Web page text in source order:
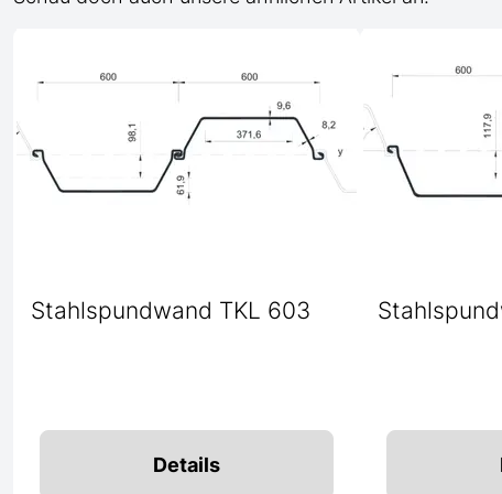
Stahlspundwand TKL 603
Details